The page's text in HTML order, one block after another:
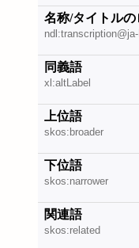
名称/タイトル
同義語
xl:altLabel
上位語
skos:broader
下位語
skos:narrower
関連語
skos:related